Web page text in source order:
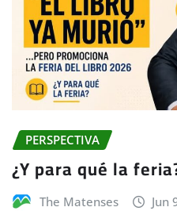
PERSPECTIVA
¿Y para qué la
The Matenses Jun